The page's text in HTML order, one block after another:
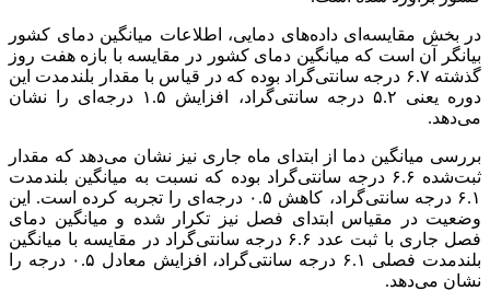
در بخش مقایسه‌ای داده‌های دمایی، اطلاعات میانگین دمای کشور
بیانگر آن است که میانگین دمای کشور در مقایسه با بازه هفت روز
گذشته ۶.۷ درجه سانتی‌گراد بوده که در قیاس با مقدار بلندمدت این
دوره یعنی ۵.۲ درجه سانتی‌گراد، افزایش ۱.۵ درجه‌ای را نشان
می‌دهد.
بررسی میانگین دما از ابتدای ماه جاری نیز نشان می‌دهد که مقدار
ثبت‌شده ۶.۶ درجه سانتی‌گراد بوده که نسبت به میانگین بلندمدت
۶.۱ درجه سانتی‌گراد، کاهش ۰.۵ درجه‌ای را تجربه کرده است. این
وضعیت در مقیاس ابتدای فصل نیز تکرار شده و میانگین دمای
فصل جاری با ثبت عدد ۶.۶ درجه سانتی‌گراد در مقایسه با میانگین
بلندمدت فصلی ۶.۱ درجه سانتی‌گراد، افزایش معادل ۰.۵ درجه را
نشان می‌دهد.